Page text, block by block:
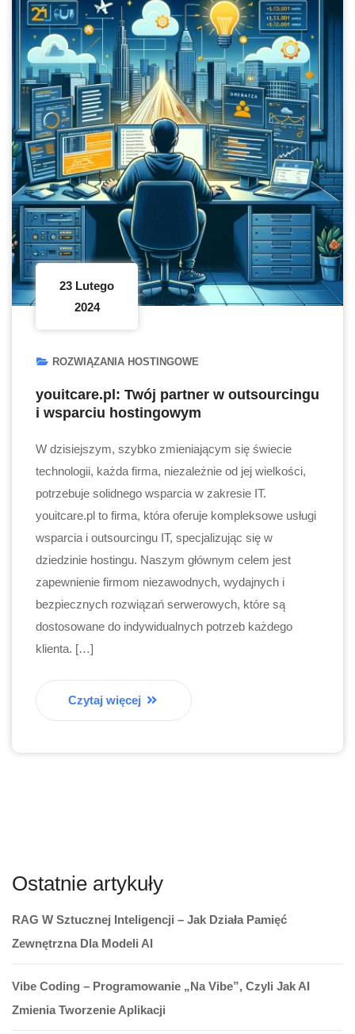
23 Lutego
2024
ROZWIĄZANIA HOSTINGOWE
youitcare.pl: Twój partner w outsourcingu
i wsparciu hostingowym
W dzisiejszym, szybko zmieniającym się świecie
technologii, każda firma, niezależnie od jej wielkości,
potrzebuje solidnego wsparcia w zakresie IT.
youitcare.pl to firma, która oferuje kompleksowe usługi
wsparcia i outsourcingu IT, specjalizując się w
dziedzinie hostingu. Naszym głównym celem jest
zapewnienie firmom niezawodnych, wydajnych i
bezpiecznych rozwiązań serwerowych, które są
dostosowane do indywidualnych potrzeb każdego
klienta. […]
Czytaj więcej
Ostatnie artykuły
RAG W Sztucznej Inteligencji – Jak Działa Pamięć
Zewnętrzna Dla Modeli AI
Vibe Coding – Programowanie „na Vibe”, Czyli Jak AI
Zmienia Tworzenie Aplikacji